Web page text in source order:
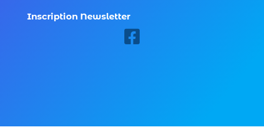
Inscription Newsletter